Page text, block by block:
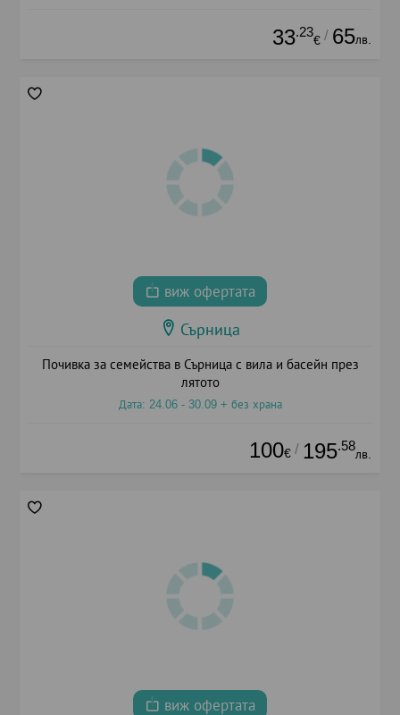
33.23
€ / 65лв.
виж офертата
Сърница
Почивка за семейства в Сърница с вила и басейн през
лятото
Дата: 24.06 - 30.09 + без храна
100€ / 195.58
лв.
виж офертата